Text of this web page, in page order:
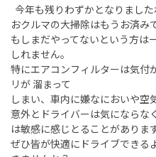
今年も残りわずかとなりました
おクルマの大掃除はもうお済み
もしまだやってないという方は
しれません。
特にエアコンフィルターは気付
リが 溜まって
しまい、車内に嫌なにおいや空
意外とドライバーは気にならな
は敏感に感じとることがあります
ぜひ皆が快適にドライブできる